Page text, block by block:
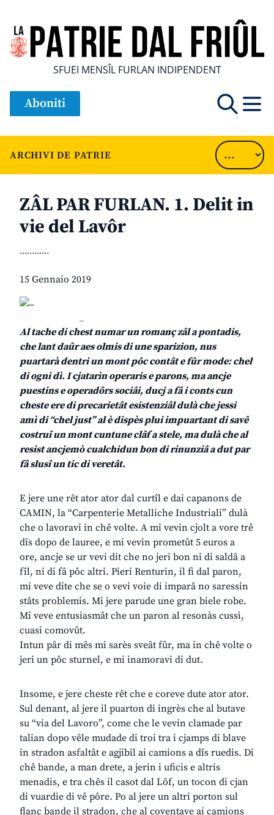
SFUEI MENSÎL FURLAN INDIPENDENT
Aboniti
ARCHIVI DE PATRIE
ZÂL PAR FURLAN. 1. Delit in
vie del Lavôr
............
15 Gennaio 2019
Al tache di chest numar un romanç zâl a pontadis,
che lant daûr aes olmisdi une sparizion, nus
puartarà dentri un mont pôc contât e fûr mode: chel
di ogni dì. I cjatarìn operaris e parons, ma ancje
puestins e operadôrs sociâi, ducj a fâ i conts cun
cheste ere di precarietât esistenziâldulà che jessi
amì di “chel just” al è dispès plui impuartant di savê
costruîun mont cuntune clâf a stele, ma dulà che al
resist ancjemò cualchidun bon di rinunziâ a dut par
fâ slusî un tic di veretât.
E jere une rêt ator ator dal curtîl e dai capanons de
CAMIN, la “Carpenterie Metalliche Industriali” dulà
che o lavoravi in chê volte. A mi vevin cjolt a vore trê
dîs dopo de lauree, e mi vevin prometût 5 euros a
ore, ancje se ur vevi dit che no jeri bon ni di saldâ a
fîl, ni di fâ pôc altri. Pieri Renturin, il fi dal paron,
mi veve dite che se o vevi voie di imparâ no saressin
stâts problemis. Mi jere parude une gran biele robe.
Mi veve entusiasmât che un paron al resonàs cussì,
cuasi comovût.
Intun pâr di mês mi sarès sveât fûr, ma in chê volte o
jeri un pôc sturnel, e mi inamoravi di dut.
Insome, e jere cheste rêt che e coreve dute ator ator.
Sul denant, al jere il puarton di ingrès che al butave
su “via del Lavoro”, come che le vevin clamade par
talian dopo vêle mudade di troi tra i cjamps di blave
in stradon asfaltât e agjibil ai camions a dîs ruedis. Di
chê bande, a man drete, a jerin i uficis e altris
menadis, e tra chês il casot dal Lôf, un tocon di cjan
di vuardie di vê pôre. Po al jere un altri porton sul
flanc bande il stradon, che al coventave ai camions